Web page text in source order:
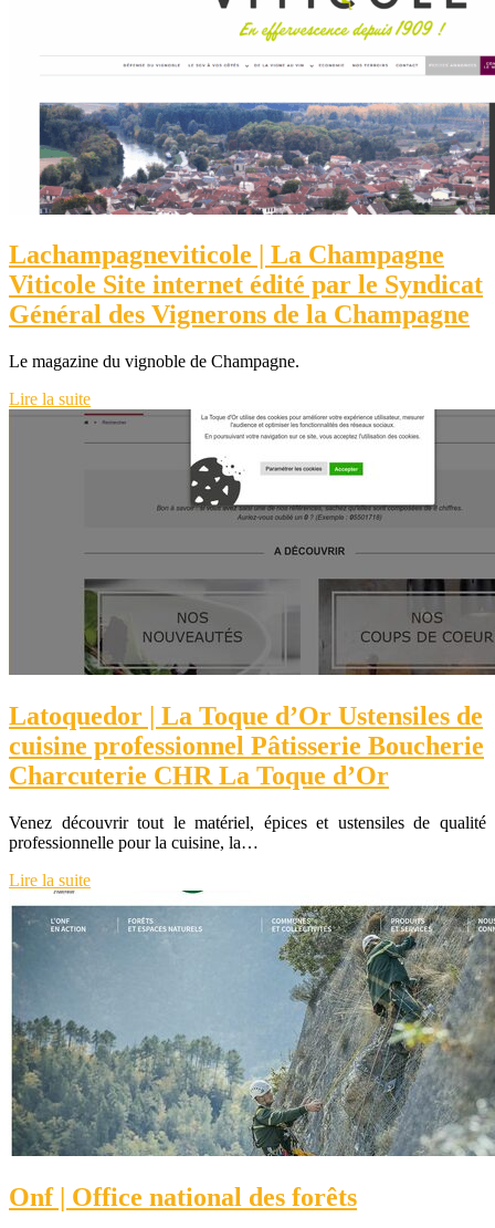
Lacham­pag­nevitico­le | La Champagne
Viticole Site internet édité par le Syndicat
Général des Vignerons de la Champagne
Le magazine du vignoble de Champagne.
Lire la suite
Latoquedor | La Toque d’Or Ustensiles de
cuisine profes­sion­nel Pâtisserie Boucherie
Charcuterie CHR La Toque d’Or
Venez découvrir tout le matériel, épices et ustensiles de qualité
professionnelle pour la cuisine, la…
Lire la suite
Onf | Office national des forêts